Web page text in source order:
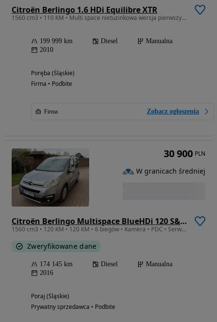
Citroën Berlingo 1.6 HDi Equilibre XTR
1560 cm3 • 110 KM • Multi space nietuzinkowa wersja pierwszy właściciel 1.6HDI
199 999 km Diesel
Manualna
2010
Poręba (Śląskie)
Firma • Podbite
Firma Zobacz ogłoszenia
Citroën Berlingo Multispace BlueHDi 120 S&S SELECTION
1560 cm3 • 120 KM • 120 KM • 6 biegów • Kamera • PDC • Serwis ASO • Zadbany
Zweryfikowane dane
174 145 km Diesel
Manualna
2016
Poraj (Śląskie)
Prywatny sprzedawca • Podbite
30 900 PLN
W granicach średniej